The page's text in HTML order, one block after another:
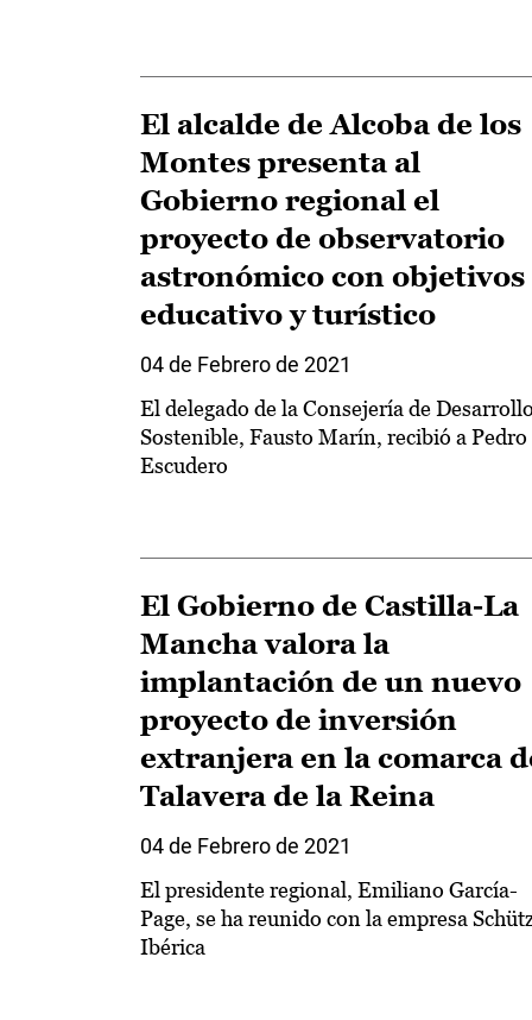
El alcalde de Alcoba de los
Montes presenta al
Gobierno regional el
proyecto de observatorio
astronómico con objetivos
educativo y turístico
04 de Febrero de 2021
El delegado de la Consejería de
Sostenible, Fausto Marín, recibió a Pedro
Escudero
El Gobierno de Castilla-La
Mancha valora la
implantación de un nuevo
proyecto de inversión
extranjera en la comarca
Talavera de la Reina
04 de Febrero de 2021
El presidente regional, Emiliano García-
Page, se ha reunido con la empresa
Ibérica